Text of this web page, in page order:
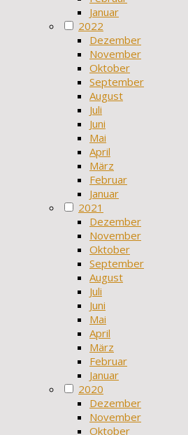
Januar
2022
Dezember
November
Oktober
September
August
Juli
Juni
Mai
April
März
Februar
Januar
2021
Dezember
November
Oktober
September
August
Juli
Juni
Mai
April
März
Februar
Januar
2020
Dezember
November
Oktober